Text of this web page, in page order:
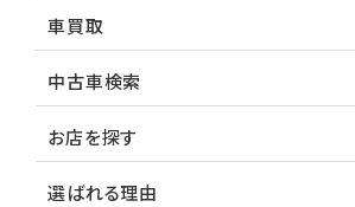
車買取
中古車検索
お店を探す
選ばれる理由